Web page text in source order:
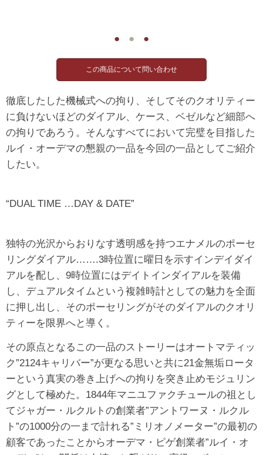
● ● ●
徹底したした機械式への拘り、そしてそのクオリティー
に負けないほどのダイアル、ケース、ベゼルなど細部へ
の拘りであろう。そんなすべてにおいて完璧を目指した
ルイ・オーデマの懇親の一品を今回の一品としてご紹介
したい。
“DUAL TIME …DAY & DATE”
独特の光沢からおりなす透明感を持つエナメルのポーセ
リングダイアル…….3時位置に曜日を示すインデイダイ
アルを配し、9時位置にはデイトインダイアルを装備
し、デュアルタイムという複雑時計としての魅力を全面
に押し出し、そのポーセリングがそのダイアルのクオリ
ティーを限界へと導く。
その原点となるこの一品のストーリーはオートマティッ
ク”2124キャリバー”が更なる思いと共に21金無垢ロータ
ーという真実の巻き上げへの拘りを突き止めモジュリン
グとして極めた。1844年マニユファクチュールの祖とし
てジャガー・ルクルトの創業者”アントワーヌ・ルクル
ト”の1000分の一まで計れる”ミリオノメーター”の最初の
顧客であったことからオーデマ・ピゲ創業者”ルイ・オ